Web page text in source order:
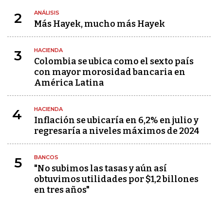
2 ANÁLISIS
Más Hayek, mucho más Hayek
3 HACIENDA
Colombia se ubica como el sexto país
con mayor morosidad bancaria en
América Latina
4 HACIENDA
Inflación se ubicaría en 6,2% en julio y
regresaría a niveles máximos de 2024
5 BANCOS
"No subimos las tasas y aún así
obtuvimos utilidades por $1,2 billones
en tres años"